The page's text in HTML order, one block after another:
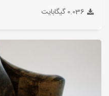
0.036 گیگابایت